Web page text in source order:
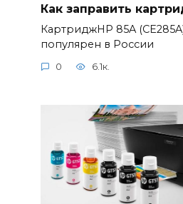
Как заправить
КартриджHP 85A
популярен в России
0 6.1к.